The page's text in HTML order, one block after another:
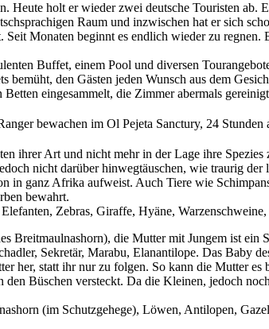
holt er wieder zwei deutsche Touristen ab.
Raum und inzwischen hat er sich
Monaten beginnt es endlich wieder zu
Buffet, einem Pool und diversen
den Gästen jeden Wunsch aus dem
eingesammelt, die Zimmer abermals
bewachen im Ol Pejeta Sanctury, 24
ihrer Art und nicht mehr in der Lage ihre
nicht darüber hinwegtäuschen, wie traurig
in ganz Afrika aufweist. Auch Tiere wie
bewahrt.
Zebras, Giraffe, Hyäne,
Breitmaulnashorn), die Mutter mit Jungem ist
Sekretär, Marabu, Elanantilope. Das Baby
her, statt ihr nur zu folgen. So kann die Mutter
Büschen versteckt. Da die Kleinen, jedoch
(im Schutzgehege), Löwen, Antilopen,